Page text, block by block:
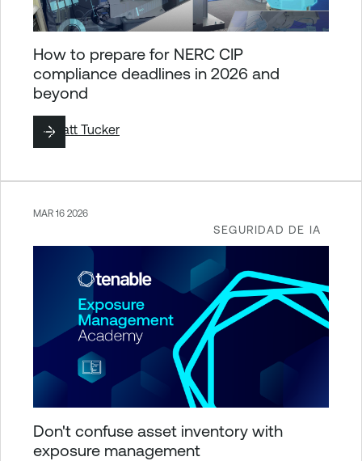
How to prepare for NERC CIP
compliance deadlines in 2026 and
beyond
ByMatt Tucker
SEGURIDAD DE IA
MAR 16 2026
Don't confuse asset inventory with
exposure management